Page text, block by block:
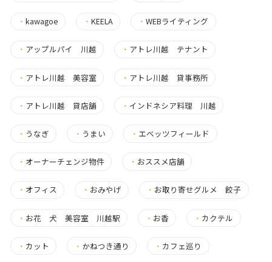
・ kawagoe ・KEELA ・WEBライティング
・ アップルパイ 川越 ・ アトレ川越 テナント
・ アトレ川越 美容室 ・ アトレ川越 貸事務所
・ アトレ川越 貸店舗 ・ インドネシア料理 川越
・ うなぎ ・ うまい ・ エベッツフィールド
・ オーナーチェンジ物件 ・ おススメ店舗
・ オフィス ・ おみやげ ・ お取り寄せグルメ 餃子
・ お花 犬 美容室 川越駅 ・ お香 ・ カクテル
・ カット ・ かねつき通り ・ カフェ巡り